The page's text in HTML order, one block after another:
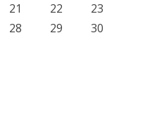
21 22
23
28 29
30